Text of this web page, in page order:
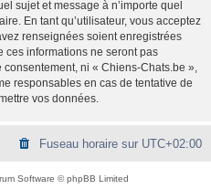
sujet et message à n’importe quel
En tant qu’utilisateur, vous acceptez
renseignées soient enregistrées
ces informations ne seront pas
ni « Chiens-Chats.be »,
responsables en cas de tentative de
vos données.
Fuseau horaire sur UTC+02:00
Software © phpBB Limited